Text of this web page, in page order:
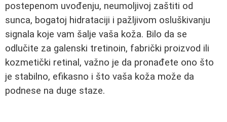
postepenom uvođenju, neumoljivoj zaštiti od
sunca, bogatoj hidrataciji i pažljivom osluškivanju
signala koje vam šalje vaša koža. Bilo da se
odlučite za galenski tretinoin, fabrički proizvod ili
kozmetički retinal, važno je da pronađete ono što
je stabilno, efikasno i što vaša koža može da
podnese na duge staze.